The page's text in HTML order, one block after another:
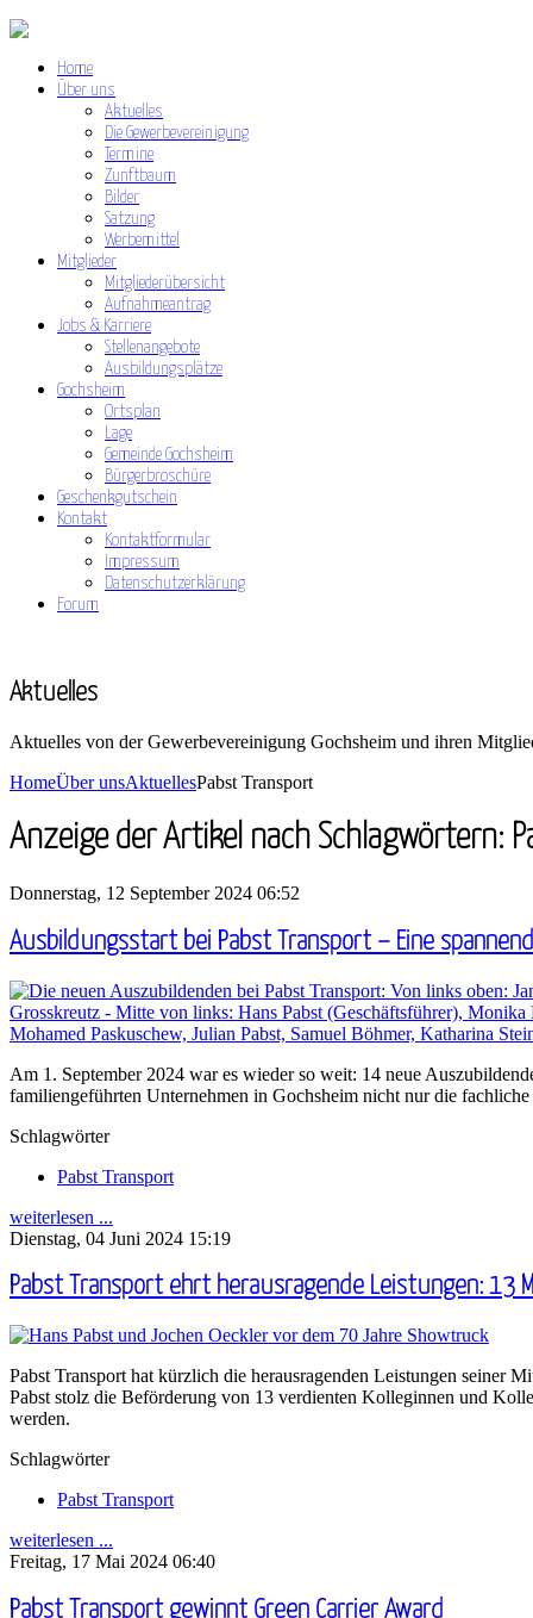
Home
Über uns
Aktuelles
Die Gewerbevereinigung
Termine
Zunftbaum
Bilder
Satzung
Werbemittel
Mitglieder
Mitgliederübersicht
Aufnahmeantrag
Jobs & Karriere
Stellenangebote
Ausbildungsplätze
Gochsheim
Ortsplan
Lage
Gemeinde Gochsheim
Bürgerbroschüre
Geschenkgutschein
Kontakt
Kontaktformular
Impressum
Datenschutzerklärung
Forum
Aktuelles
Aktuelles von der Gewerbevereinigung Gochsheim und ihren
HomeÜber unsAktuellesPabst Transport
Anzeige der Artikel nach Schlagwörtern:
Donnerstag, 12 September 2024 06:52
Ausbildungsstart bei Pabst Transport – Eine
Am 1. September 2024 war es wieder so weit: 14 neue
familiengeführten Unternehmen in Gochsheim nicht nur die
Schlagwörter
Pabst Transport
weiterlesen ...
Dienstag, 04 Juni 2024 15:19
Pabst Transport ehrt herausragende Leistungen:
Pabst Transport hat kürzlich die herausragenden Leistungen seiner
Pabst stolz die Beförderung von 13 verdienten Kolleginnen und
werden.
Schlagwörter
Pabst Transport
weiterlesen ...
Freitag, 17 Mai 2024 06:40
Pabst Transport gewinnt Green Carrier Award